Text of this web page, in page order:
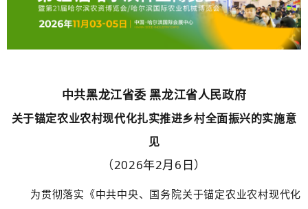
中共黑龙江省委 黑龙江省人民政府
关于锚定农业农村现代化扎实推进乡村全面振兴的实施意
见
（2026年2月6日）
为贯彻落实《中共中央、国务院关于锚定农业农村现代化